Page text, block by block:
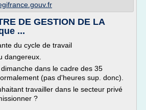
DE GESTION DE LA
...
du cycle de travail
dangereux.
dans le cadre des 35
(pas d'heures sup. donc).
travailler dans le secteur privé
?